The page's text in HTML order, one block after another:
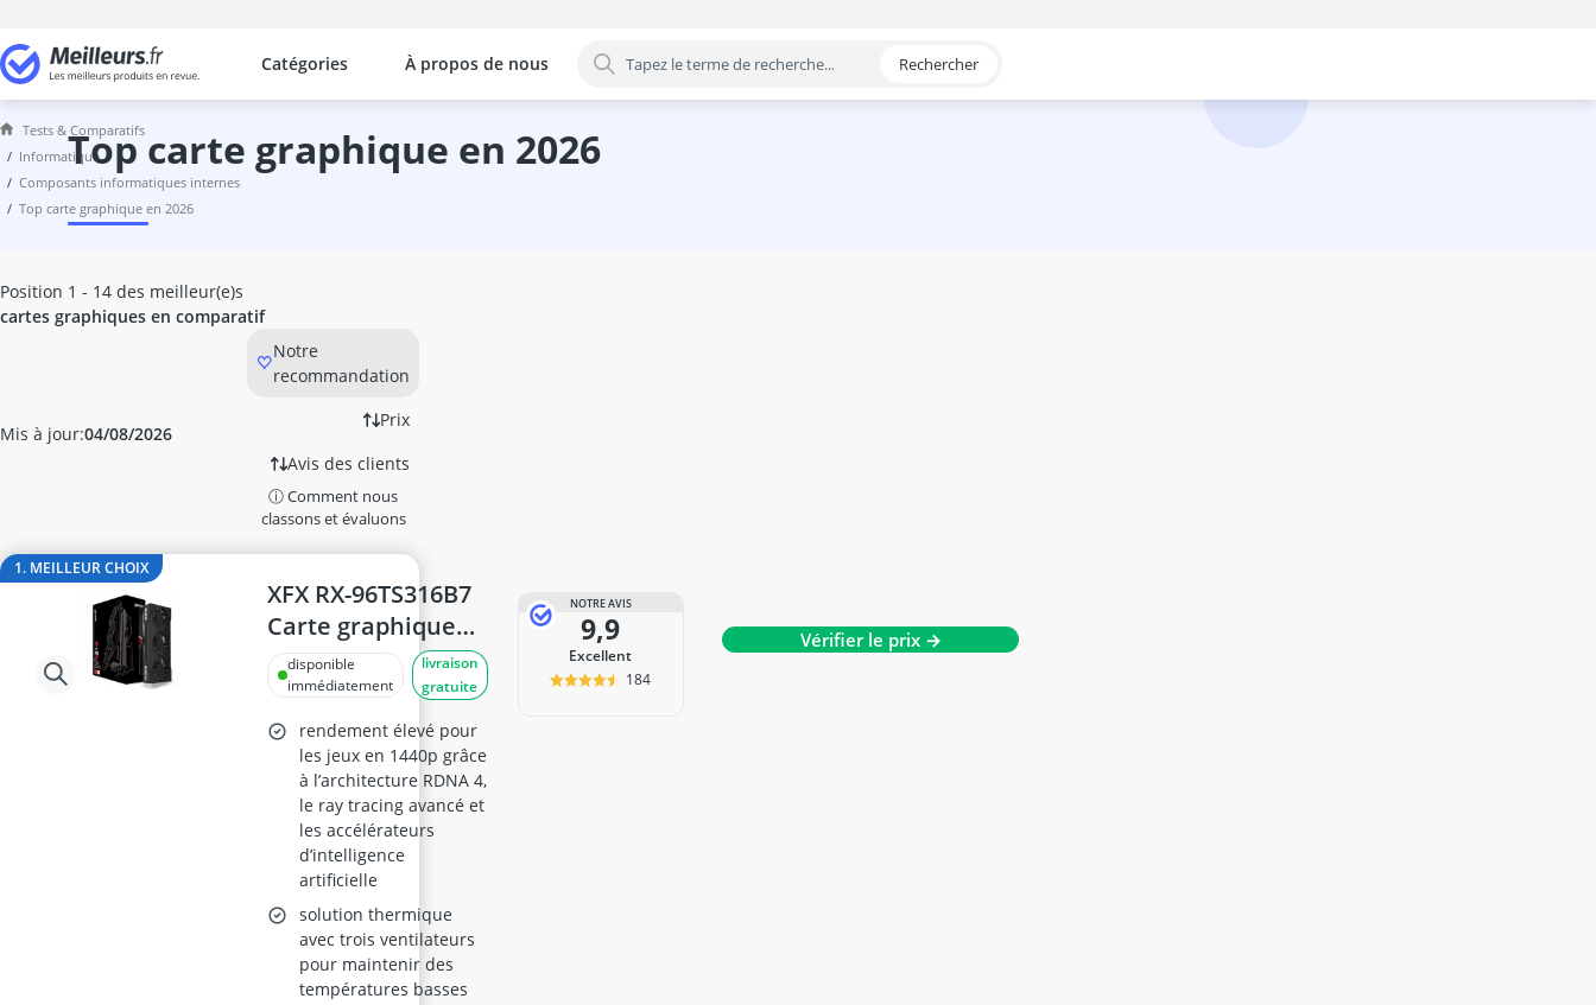
Catégories
Les comparaisons les plus populaires par catégorie
Informatique
adaptateur Bluetooth
adaptateur Lightning Apple
Alimentation 1000W
Apple iPad
Apple MacBook
bagage à main Samsonite
barebone
Barre de son PC
batterie onduleur
BD-RE
bloc d'alimentation be quiet!
boîtier be quiet!
boîtier SSD M2
À propos de nous Rechercher
Tests & Comparatifs
informatique
composants informatiques internes
top carte graphique en 2026
top carte graphique en 2026
Mis à jour:04/08/2026
Position 1 - 14 des meilleur(e)s
cartes graphiques en comparatif
Notre
recommandation
Prix
Avis des clients
ⓘ Comment nous
classons et évaluons
1. MEILLEUR CHOIX
XFX RX-96TS316B7
Carte graphique
Radeon RX 9060
XT, 16 Go GDDR6,
Swift Gaming OC,
2x DP, 1x HDMI
disponible
immédiatement
livraison
gratuite
rendement élevé pour
les jeux en 1440p grâce
à l’architecture RDNA 4,
le ray tracing avancé et
les accélérateurs
d’intelligence
artificielle
solution thermique
avec trois ventilateurs
pour maintenir des
températures basses
NOTRE AVIS
9,9
Excellent
184
Vérifier le prix →